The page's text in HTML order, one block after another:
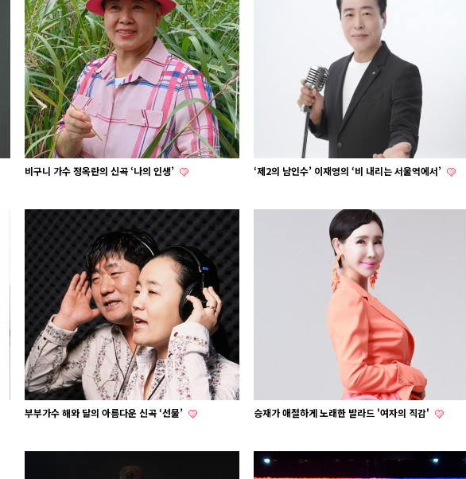
비구니 가수 정옥란의 신곡 ‘나의 인생’ ‘제2의 남인수’ 이재영의 ‘비 내리는 서울역에서’
부부가수 해와 달의 아름다운 신곡 ‘선물’ 승재가 애절하게 노래한 발라드 '여자의 직감'